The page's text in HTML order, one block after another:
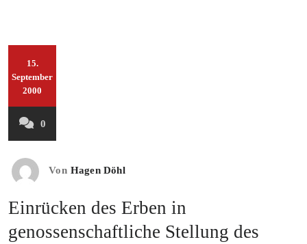
15.
September
2000
0
Von Hagen Döhl
Einrücken des Erben in
genossenschaftliche Stellung des